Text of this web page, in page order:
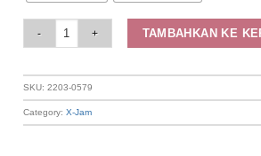
TAMBAHKAN KE
SKU:2203-0579
Category:X-Jam